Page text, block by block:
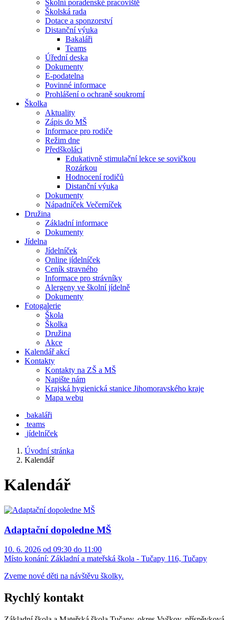
Školní poradenské pracoviště
Školská rada
Dotace a sponzorství
Distanční výuka
Bakaláři
Teams
Úřední deska
Dokumenty
E-podatelna
Povinné informace
Prohlášení o ochraně soukromí
Školka
Aktuality
Zápis do MŠ
Informace pro rodiče
Režim dne
Předškoláci
Edukativně stimulační lekce se sovičkou
Rozárkou
Hodnocení rodičů
Distanční výuka
Dokumenty
Nápadníček Večerníček
Družina
Základní informace
Dokumenty
Jídelna
Jídelníček
Online jídelníček
Ceník stravného
Informace pro strávníky
Alergeny ve školní jídelně
Dokumenty
Fotogalerie
Škola
Školka
Družina
Akce
Kalendář akcí
Kontakty
Kontakty na ZŠ a MŠ
Napište nám
Krajská hygienická stanice Jihomoravského kraje
Mapa webu
bakaláři
teams
jídelníček
Úvodní stránka
Kalendář
Kalendář
Adaptační dopoledne MŠ
10. 6. 2026 od 09:30 do 11:00
Místo konání: Základní a mateřská škola - Tučapy 116, Tučapy
Zveme nové děti na návštěvu školky.
Rychlý kontakt